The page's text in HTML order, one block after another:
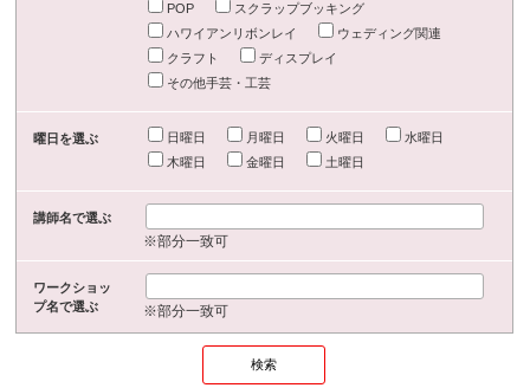
POP
スクラップブッキング
ハワイアンリボンレイ
ウェディング関連
クラフト
ディスプレイ
その他手芸・工芸
曜日を選ぶ 日曜日 月曜日 火曜日
水曜日
木曜日
金曜日 土曜日
講師名で選ぶ
※部分一致可
ワークショッ
プ名で選ぶ
※部分一致可